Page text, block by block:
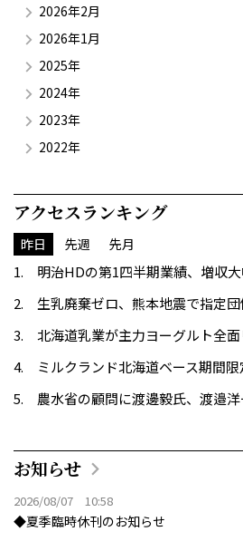
2026年2月
2026年1月
2025年
2024年
2023年
2022年
アクセスランキング
昨日 先週 先月
明治HDの第1四半期業績、増収
生乳廃棄ゼロ、熊本地震で指定
北海道乳業が主力ヨーグルト全
ミルクランド北海道ベース期間
農水省の顧問に渡邊毅氏、渡邉
お知らせ
2026/08/07 10:58
◆夏季臨時休刊のお知らせ